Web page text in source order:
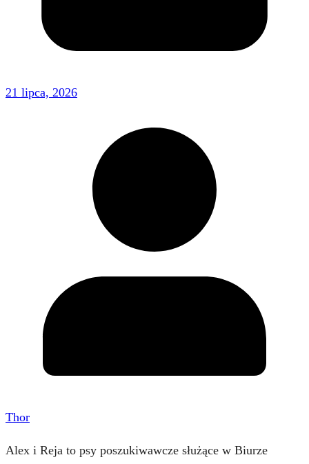
21 lipca, 2026
Thor
Alex i Reja to psy poszukiwawcze służące w Biurze